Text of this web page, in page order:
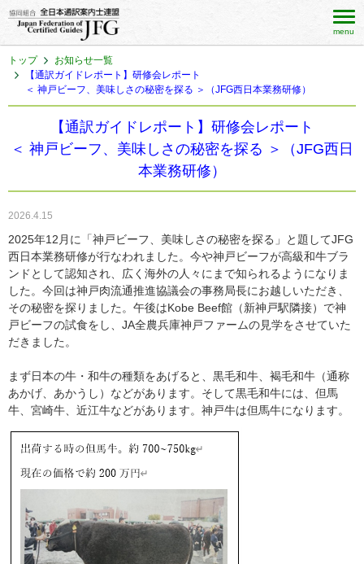
menu
トップ
お知らせ一覧
【通訳ガイドレポート】研修会レポート
＜ 神戸ビーフ、美味しさの秘密を探る ＞（JFG西日本業務研修）
【通訳ガイドレポート】研修会レポート
＜ 神戸ビーフ、美味しさの秘密を探る ＞（JFG西日
本業務研修）
2026.4.15
2025年12月に「神戸ビーフ、美味しさの秘密を探る」と題してJFG
西日本業務研修が行なわれました。今や神戸ビーフが高級和牛ブラ
ンドとして認知され、広く海外の人々にまで知られるようになりま
した。今回は神戸肉流通推進協議会の事務局長にお越しいただき、
その秘密を探りました。午後はKobe Beef館（新神戸駅隣接）で神
戸ビーフの試食をし、JA全農兵庫神戸ファームの見学をさせていた
だきました。
まず日本の牛・和牛の種類をあげると、黒毛和牛、褐毛和牛（通称
あかげ、あかうし）などがあります。そして黒毛和牛には、但馬
牛、宮崎牛、近江牛などがあります。神戸牛は但馬牛になります。